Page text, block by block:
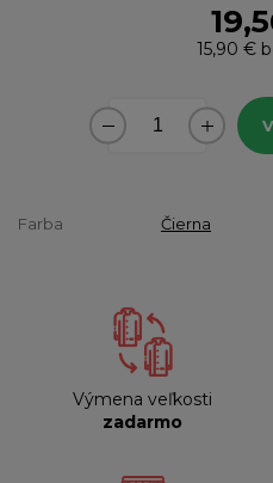
15,90 €
Farba Čierna
Výmena veľkosti
zadarmo